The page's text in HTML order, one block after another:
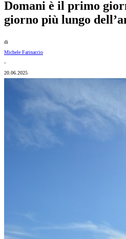
Domani è il primo
giorno più lungo
di
Michele Farinaccio
-
20.06.2025